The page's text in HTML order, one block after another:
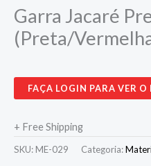
Garra Jacaré
(Preta/
FAÇA LOGIN PARA VER O
+ Free Shipping
SKU: ME-029 Categoria: